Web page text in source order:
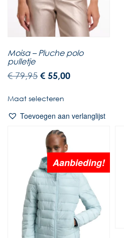
Moisa – Pluche polo
pulletje
€79,95 € 55,00
Maat selecteren
Toevoegen aan verlanglijst
Aanbieding!